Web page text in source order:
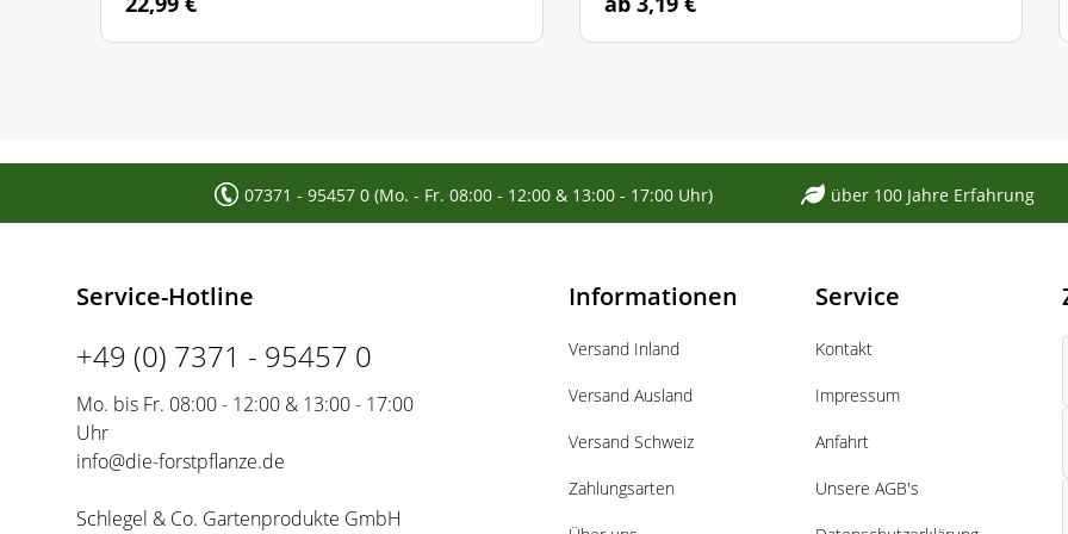
07371 - 95457 0 (Mo. - Fr. 08:00 - 12:00 & 13:00 - 17:00 Uhr) über 100 Jahre Erfahrung
Service-Hotline
+49 (0) 7371 - 95457 0
Mo. bis Fr. 08:00 - 12:00 & 13:00 - 17:00
Uhr
info@die-forstpflanze.de
Schlegel & Co. Gartenprodukte GmbH
Informationen
Versand Inland
Versand Ausland
Versand Schweiz
Zahlungsarten
Service
Kontakt
Impressum
Anfahrt
Unsere AGB's